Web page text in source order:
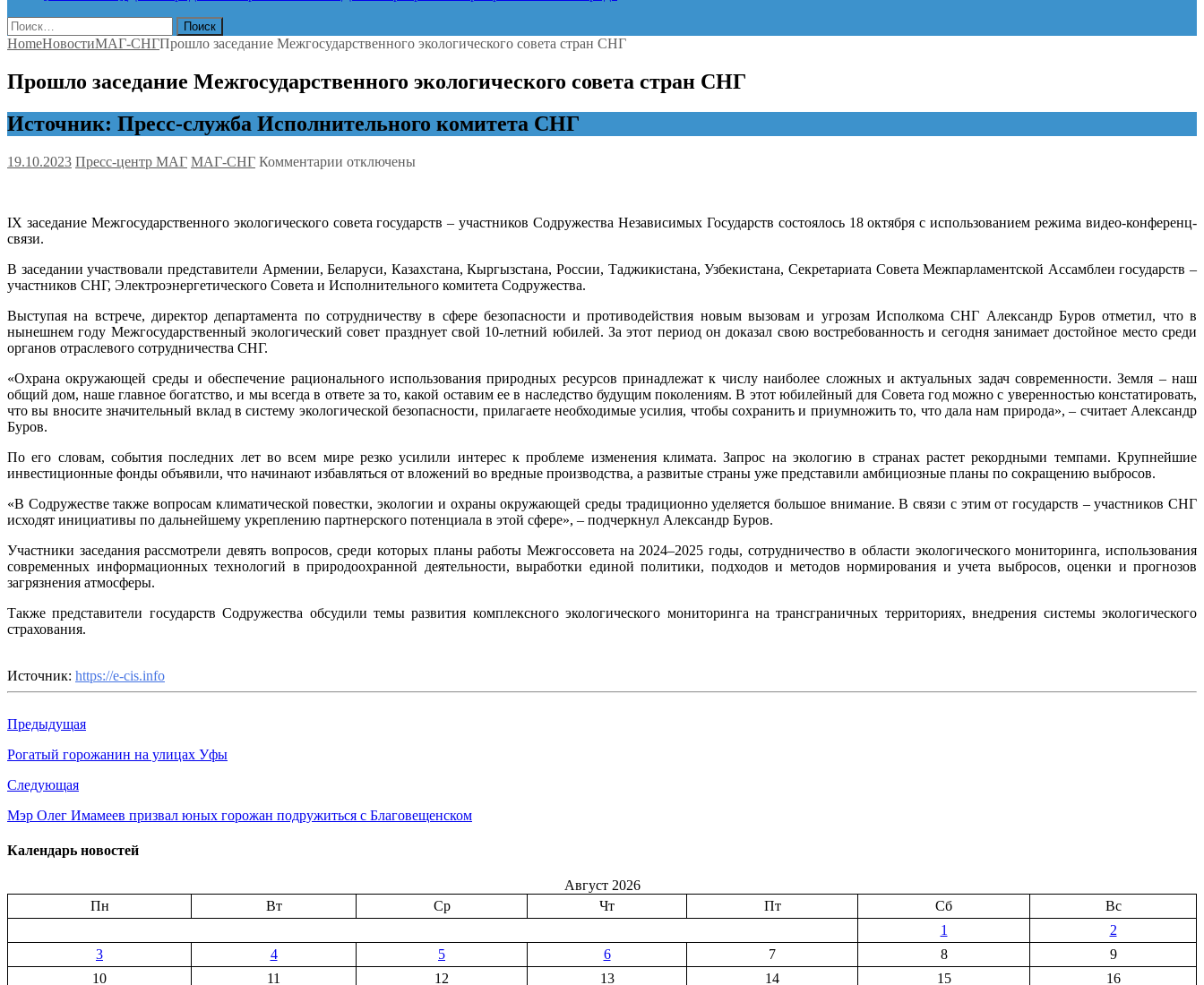
Найти:
HomeНовостиМАГ-СНГПрошло заседание Межгосударственного экологического совета стран СНГ
Прошло заседание Межгосударственного экологического совета стран СНГ
Источник: Пресс-служба Исполнительного комитета СНГ
19.10.2023 Пресс-центр МАГ МАГ-СНГ Комментарии к
Межгосударственного
стран
СНГ
отключены
IХ заседание Межгосударственного экологического совета государств – участников Содружества Независимых Государств состоялось 18 октября с использованием режима видео-конференц-
связи.
В заседании участвовали представители Армении, Беларуси, Казахстана, Кыргызстана, России, Таджикистана, Узбекистана, Секретариата Совета Межпарламентской Ассамблеи государств –
участников СНГ, Электроэнергетического Совета и Исполнительного комитета Содружества.
Выступая на встрече, директор департамента по сотрудничеству в сфере безопасности и противодействия новым вызовам и угрозам Исполкома СНГ Александр Буров отметил, что в
нынешнем году Межгосударственный экологический совет празднует свой 10-летний юбилей. За этот период он доказал свою востребованность и сегодня занимает достойное место среди
органов отраслевого сотрудничества СНГ.
«Охрана окружающей среды и обеспечение рационального использования природных ресурсов принадлежат к числу наиболее сложных и актуальных задач современности. Земля – наш
общий дом, наше главное богатство, и мы всегда в ответе за то, какой оставим ее в наследство будущим поколениям. В этот юбилейный для Совета год можно с уверенностью констатировать,
что вы вносите значительный вклад в систему экологической безопасности, прилагаете необходимые усилия, чтобы сохранить и приумножить то, что дала нам природа», – считает Александр
Буров.
По его словам, события последних лет во всем мире резко усилили интерес к проблеме изменения климата. Запрос на экологию в странах растет рекордными темпами. Крупнейшие
инвестиционные фонды объявили, что начинают избавляться от вложений во вредные производства, а развитые страны уже представили амбициозные планы по сокращению выбросов.
«В Содружестве также вопросам климатической повестки, экологии и охраны окружающей среды традиционно уделяется большое внимание. В связи с этим от государств – участников СНГ
исходят инициативы по дальнейшему укреплению партнерского потенциала в этой сфере», – подчеркнул Александр Буров.
Участники заседания рассмотрели девять вопросов, среди которых планы работы Межгоссовета на 2024–2025 годы, сотрудничество в области экологического мониторинга, использования
современных информационных технологий в природоохранной деятельности, выработки единой политики, подходов и методов нормирования и учета выбросов, оценки и прогнозов
загрязнения атмосферы.
Также представители государств Содружества обсудили темы развития комплексного экологического мониторинга на трансграничных территориях, внедрения системы экологического
страхования.
Источник: https://e-cis.info
Предыдущая
Рогатый горожанин на улицах Уфы
Следующая
Мэр Олег Имамеев призвал юных горожан подружиться с Благовещенском
Календарь новостей
Август 2026
Пн
Вт Ср Чт Пт Сб
Вс
1
2
3
4 5 6 7 8
9
10
11 12 13 14 15
16